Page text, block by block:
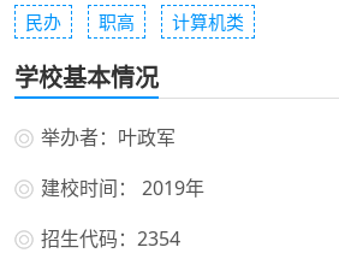
民办 职高 计算机类
学校基本情况
举办者：叶政军
建校时间： 2019年
招生代码：2354